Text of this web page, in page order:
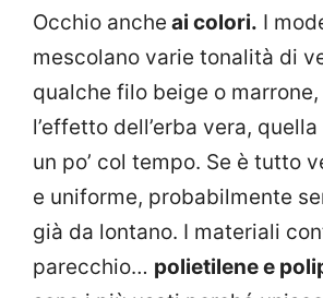
Occhio anche ai colori. I
mescolano varie tonalità di
qualche filo beige o
l’effetto dell’erba vera,
un po’ col tempo. Se è tutto
e uniforme, probabilmente
già da lontano. I materiali
parecchio… polietilene e